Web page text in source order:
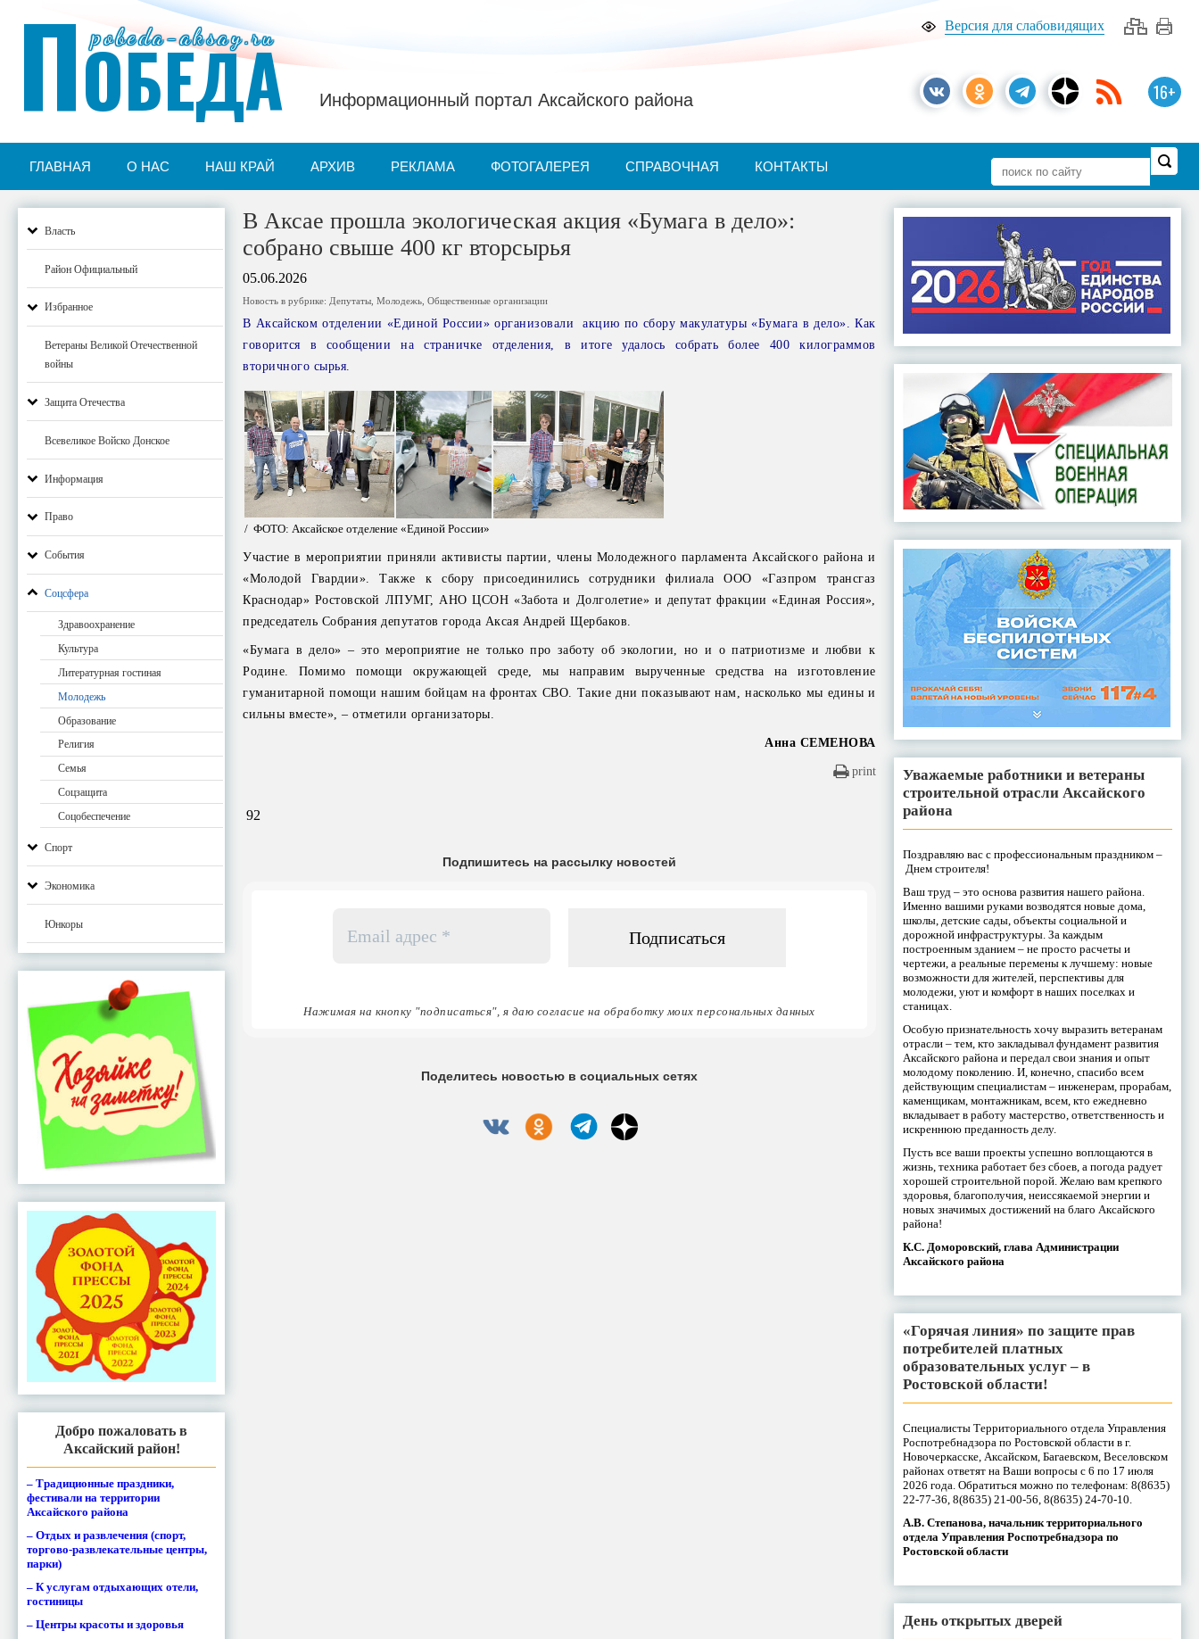
Версия для слабовидящих
16+
pobeda-aksay.ru
ПОБЕДА Информационный портал Аксайского района
ГЛАВНАЯ О НАС НАШ КРАЙ АРХИВ РЕКЛАМА ФОТОГАЛЕРЕЯ СПРАВОЧНАЯ КОНТАКТЫ
Власть
Район Официальный
Избранное
Ветераны Великой Отечественной
войны
Защита Отечества
Всевеликое Войско Донское
Информация
Право
События
Соцсфера
Здравоохранение
Культура
Литературная гостиная
Молодежь
Образование
Религия
Семья
Соцзащита
Соцобеспечение
Спорт
Экономика
Юнкоры
Добро пожаловать в
Аксайский район!
– Традиционные праздники,
фестивали на территории
Аксайского района
– Отдых и развлечения (спорт,
торгово-развлекательные центры,
парки)
– К услугам отдыхающих отели,
гостиницы
– Центры красоты и здоровья
В Аксае прошла экологическая акция «Бумага в дело»:
собрано свыше 400 кг вторсырья
05.06.2026
Новость в рубрике: Депутаты ,Молодежь ,Общественные организации
В Аксайском отделении «Единой России» организовали акцию по сбору макулатуры «Бумага в дело». Как
говорится в сообщении на страничке отделения, в итоге удалось собрать более 400 килограммов
вторичного сырья.
/ ФОТО: Аксайское отделение «Единой России»
Участие в мероприятии приняли активисты партии, члены Молодежного парламента Аксайского района и
«Молодой Гвардии». Также к сбору присоединились сотрудники филиала ООО «Газпром трансгаз
Краснодар» Ростовской ЛПУМГ, АНО ЦСОН «Забота и Долголетие» и депутат фракции «Единая Россия»,
председатель Собрания депутатов города Аксая Андрей Щербаков.
«Бумага в дело» – это мероприятие не только про заботу об экологии, но и о патриотизме и любви к
Родине. Помимо помощи окружающей среде, мы направим вырученные средства на изготовление
гуманитарной помощи нашим бойцам на фронтах СВО. Такие дни показывают нам, насколько мы едины и
сильны вместе», – отметили организаторы.
Анна СЕМЕНОВА
print
92
Подпишитесь на рассылку новостей
адрес
Нажимая на кнопку "подписаться", я даю согласие на обработку моих персональных данных
Поделитесь новостью в социальных сетях
Уважаемые работники и ветераны
строительной отрасли Аксайского
района
Поздравляю вас с профессиональным праздником –
Днем строителя!
Ваш труд – это основа развития нашего района.
Именно вашими руками возводятся новые дома,
школы, детские сады, объекты социальной и
дорожной инфраструктуры. За каждым
построенным зданием – не просто расчеты и
чертежи, а реальные перемены к лучшему: новые
возможности для жителей, перспективы для
молодежи, уют и комфорт в наших поселках и
станицах.
Особую признательность хочу выразить ветеранам
отрасли – тем, кто закладывал фундамент развития
Аксайского района и передал свои знания и опыт
молодому поколению. И, конечно, спасибо всем
действующим специалистам – инженерам, прорабам,
каменщикам, монтажникам, всем, кто ежедневно
вкладывает в работу мастерство, ответственность и
искреннюю преданность делу.
Пусть все ваши проекты успешно воплощаются в
жизнь, техника работает без сбоев, а погода радует
хорошей строительной порой. Желаю вам крепкого
здоровья, благополучия, неиссякаемой энергии и
новых значимых достижений на благо Аксайского
района!
К.С. Доморовский, глава Администрации
Аксайского района
«Горячая линия» по защите прав
потребителей платных
образовательных услуг – в
Ростовской области!
Специалисты Территориального отдела Управления
Роспотребнадзора по Ростовской области в г.
Новочеркасске, Аксайском, Багаевском, Веселовском
районах ответят на Ваши вопросы с 6 по 17 июля
2026 года. Обратиться можно по телефонам: 8(8635)
22-77-36, 8(8635) 21-00-56, 8(8635) 24-70-10.
А.В. Степанова, начальник территориального
отдела Управления Роспотребнадзора по
Ростовской области
День открытых дверей